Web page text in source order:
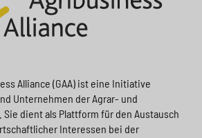
Alliance (GAA) ist eine Initiative
Unternehmen der Agrar- und
dient als Plattform für den Austausch
Interessen bei der